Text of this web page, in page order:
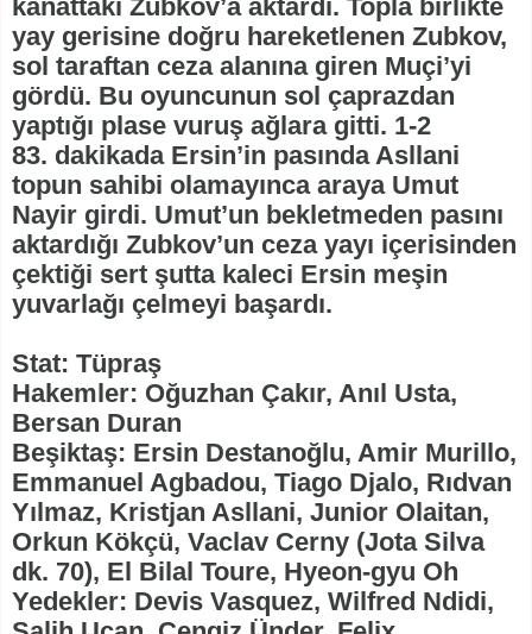
kanattaki Zubkov’a aktardı. Topla birlikte
yay gerisine doğru hareketlenen Zubkov,
sol taraftan ceza alanına giren Muçi’yi
gördü. Bu oyuncunun sol çaprazdan
yaptığı plase vuruş ağlara gitti. 1-2
83. dakikada Ersin’in pasında Asllani
topun sahibi olamayınca araya Umut
Nayir girdi. Umut’un bekletmeden pasını
aktardığı Zubkov’un ceza yayı içerisinden
çektiği sert şutta kaleci Ersin meşin
yuvarlağı çelmeyi başardı.
Stat: Tüpraş
Hakemler: Oğuzhan Çakır, Anıl Usta,
Bersan Duran
Beşiktaş: Ersin Destanoğlu, Amir Murillo,
Emmanuel Agbadou, Tiago Djalo, Rıdvan
Yılmaz, Kristjan Asllani, Junior Olaitan,
Orkun Kökçü, Vaclav Cerny (Jota Silva
dk. 70), El Bilal Toure, Hyeon-gyu Oh
Yedekler: Devis Vasquez, Wilfred Ndidi,